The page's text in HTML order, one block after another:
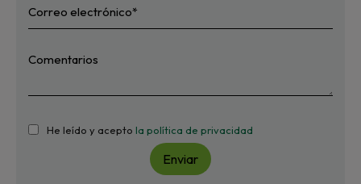
He leído y acepto la política de privacidad
Enviar